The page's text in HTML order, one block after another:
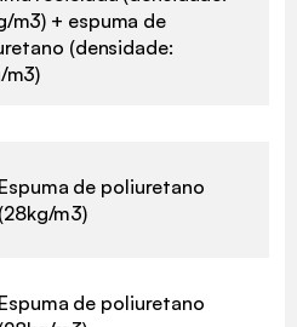
m3) + espuma de
(densidade:
m3)
Espuma de poliuretano
(28kg/m3)
Espuma de poliuretano